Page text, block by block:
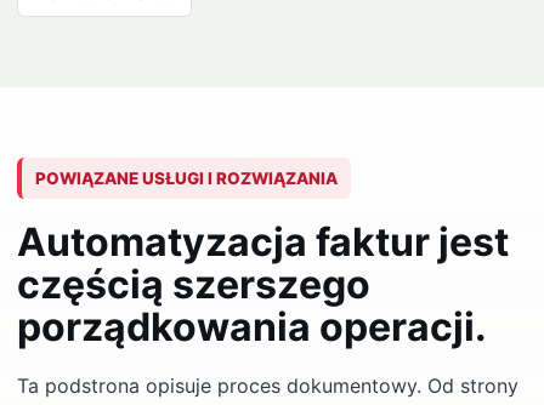
POWIĄZANE USŁUGI I ROZWIĄZANIA
Automatyzacja faktur jest
częścią szerszego
porządkowania operacji.
Ta podstrona opisuje proces dokumentowy. Od strony